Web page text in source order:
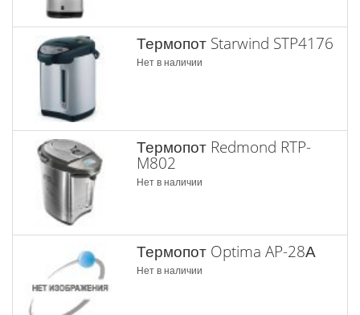
Термопот Starwind STP4176
Нет в наличии
Термопот Redmond RTP-
M802
Нет в наличии
Термопот Optima AP-28А
Нет в наличии